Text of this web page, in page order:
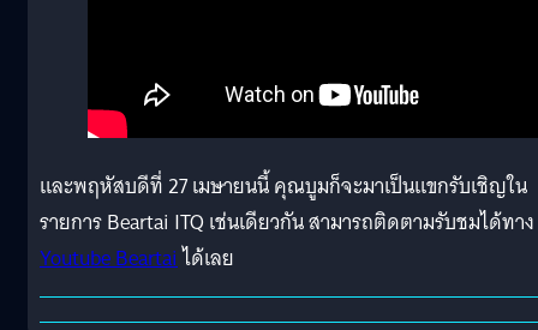
และพฤหัสบดีที่ 27 เมษายนนี้ คุณบูมก็จะมาเป็นแขกรับเชิญใน
รายการ Beartai ITQ เช่นเดียวกัน สามารถติดตามรับชมได้ทาง
Youtube Beartaiได้เลย